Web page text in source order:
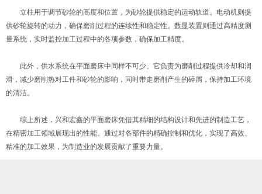
立柱用于调节砂轮的高度和位置，为砂轮提供稳定的运动轨道。电动机则提
供砂轮旋转的动力，确保磨削过程的连续性和稳定性。数显装置则通过高精度测
量系统，实时监控加工过程中的各项参数，确保加工精度。
此外，供水系统在平面磨床中同样不可少。它负责为磨削过程提供冷却和润
滑，减少磨削热对工件和砂轮的影响，同时带走磨削产生的碎屑，保持加工环境
的清洁。
综上所述，兴和宏鑫的平面磨床凭借其精细的结构设计和先进的制造工艺，
在精密加工领域展现出的性能。通过对各部件的精确控制和优化，实现了高效、
精准的加工效果，为制造业的发展贡献了重要力量。